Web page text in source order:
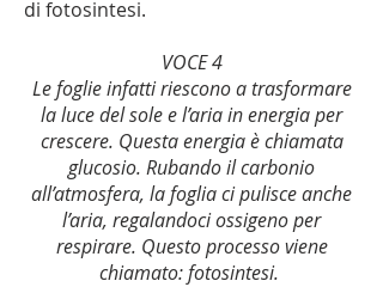
di fotosintesi.
VOCE 4
Le foglie infatti riescono a trasformare
la luce del sole e l’aria in energia per
crescere. Questa energia è chiamata
glucosio. Rubando il carbonio
all’atmosfera, la foglia ci pulisce anche
l’aria, regalandoci ossigeno per
respirare. Questo processo viene
chiamato: fotosintesi.